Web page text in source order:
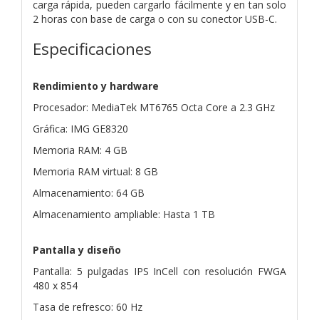
carga rápida, pueden cargarlo fácilmente y en tan solo
2 horas con base de carga o con su conector USB-C.
Especificaciones
Rendimiento y hardware
Procesador: MediaTek MT6765 Octa Core a 2.3 GHz
Gráfica: IMG GE8320
Memoria RAM: 4 GB
Memoria RAM virtual: 8 GB
Almacenamiento: 64 GB
Almacenamiento ampliable: Hasta 1 TB
Pantalla y diseño
Pantalla: 5 pulgadas IPS InCell con resolución FWGA
480 x 854
Tasa de refresco: 60 Hz